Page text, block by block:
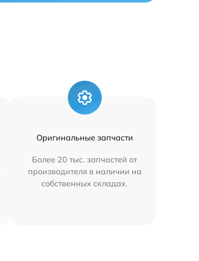
Оригинальные запчасти
Более 20 тыс. запчастей от
производителя в наличии на
собственных складах.